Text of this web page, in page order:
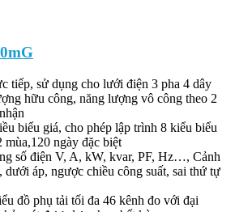
tiếp, sử dụng cho lưới điện 3 pha 4 dây
hữu công, năng lượng vô công theo 2
biểu giá, cho phép lập trình 8 kiểu biểu
mùa,120 ngày đặc biệt
số điện V, A, kW, kvar, PF, Hz…, Cảnh
dưới áp, ngược chiều công suất, sai thứ tự
đồ phụ tải tối đa 46 kênh đo với đại